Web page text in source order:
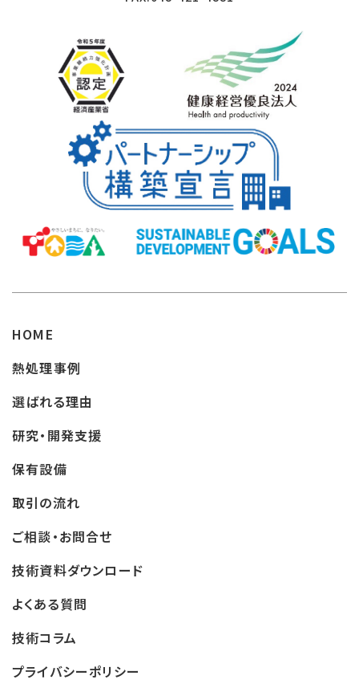
HOME
熱処理事例
選ばれる理由
研究・開発支援
保有設備
取引の流れ
ご相談・お問合せ
技術資料ダウンロード
よくある質問
技術コラム
プライバシーポリシー